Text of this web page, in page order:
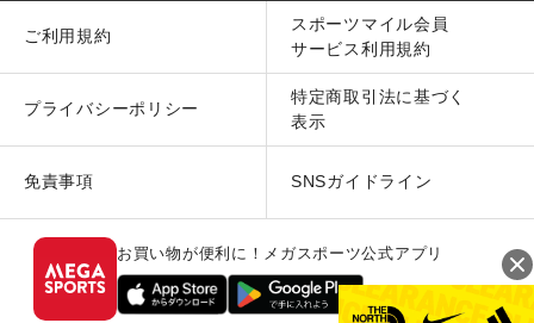
ご利用規約
スポーツマイル会員
サービス利用規約
プライバシーポリシー
特定商取引法に基づく
表示
免責事項 SNSガイドライン
お買い物が便利に！メガスポーツ公式アプリ